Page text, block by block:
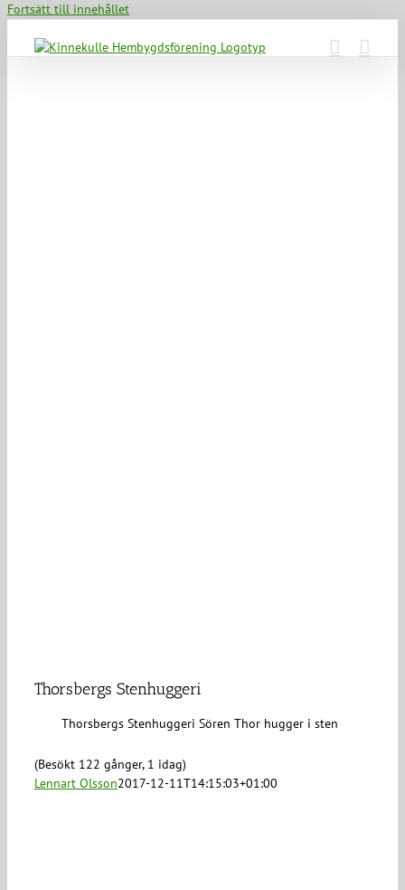
Fortsätt till innehållet
Thorsbergs Stenhuggeri
Thorsbergs Stenhuggeri Sören Thor hugger i sten
(Besökt 122 gånger, 1 idag)
Lennart Olsson2017-12-11T14:15:03+01:00